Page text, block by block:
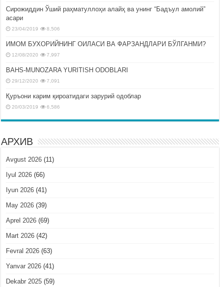
Сирожиддин Ўший раҳматуллоҳи алайҳ ва унинг “Бадъул амолий”
асари
23/04/2019 8,506
ИМОМ БУХОРИЙНИНГ ОИЛАСИ ВА ФАРЗАНДЛАРИ БЎЛГАНМИ?
12/08/2020 7,997
BAHS-MUNOZARA YURITISH ODOBLARI
29/12/2020 7,091
Қуръони карим қироатидаги зарурий одоблар
20/03/2019 6,586
АРХИВ
Avgust 2026 (11)
Iyul 2026 (66)
Iyun 2026 (41)
May 2026 (39)
Aprel 2026 (69)
Mart 2026 (42)
Fevral 2026 (63)
Yanvar 2026 (41)
Dekabr 2025 (59)